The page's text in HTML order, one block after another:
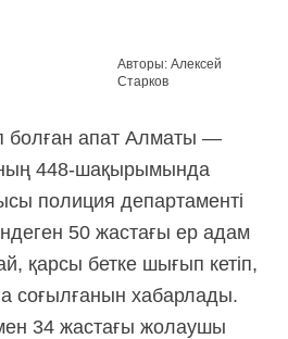
Авторы: Алексей
Старков
болған апат Алматы —
448-шақырымында
полиция департаменті
50 жастағы ер адам
қарсы бетке шығып кетіп,
соғылғанын хабарлады.
34 жастағы жолаушы